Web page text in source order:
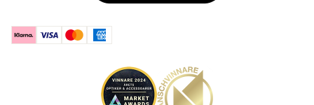
KlarnaVisa MastercardAmerican Express